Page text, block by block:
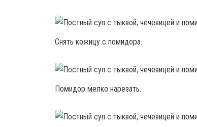
Снять кожицу с помидора.
Помидор мелко нарезать.